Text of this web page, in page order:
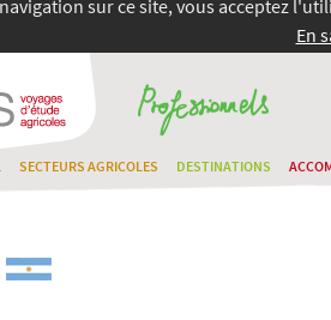
sur ce site, vous acceptez
En
SECTEURS AGRICOLES DESTINATIONS